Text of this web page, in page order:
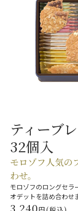
ティーブ
32個入
モロゾフ人気の
わせ。
モロゾフのロングセラ
オデットを詰め合わせ